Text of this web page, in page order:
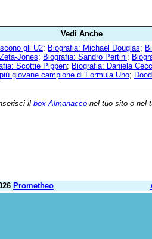
Vedi Anche
gli U2; Biografia: Michael Douglas;
Jones; Biografia: Sandro Pertini;
Scottie Pippen; Biografia: Daniela
giovane campione di Formula Uno;
il box Almanacco nel tuo sito o nel
Prometheo